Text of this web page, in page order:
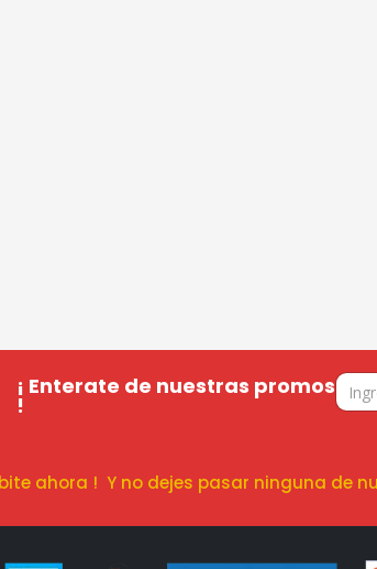
¡ Enterate de nuestras promos
!
ahora ! Y no dejes pasar ninguna de